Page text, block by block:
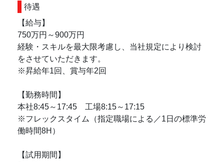
待遇
【給与】
750万円～900万円
経験・スキルを最大限考慮し、当社規定により検討
をさせていただきます。
※昇給年1回、賞与年2回
【勤務時間】
本社8:45～17:45 工場8:15～17:15
※フレックスタイム（指定職場による／1日の標準労
働時間8H）
【試用期間】